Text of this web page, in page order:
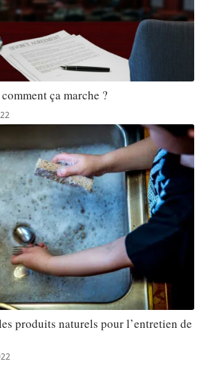
ça marche ?
produits naturels pour l’entretien de